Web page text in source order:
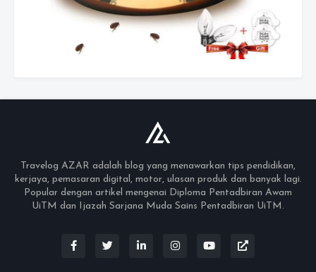
Travelog AZAR adalah blog yang menawarkan tips pendidikan,
kerjaya, pemasaran digital, motor, ulasan produk dan banyak lagi.
Popular dengan artikel mengenai Diploma Pentadbiran Awam
UiTM dan Ijazah Sarjana Muda Sains Pentadbiran UiTM.